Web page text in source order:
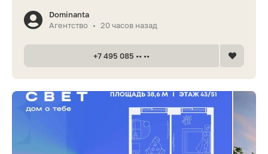
Dominanta
Агентство
• 20 часов назад
+7 495 085 •• ••